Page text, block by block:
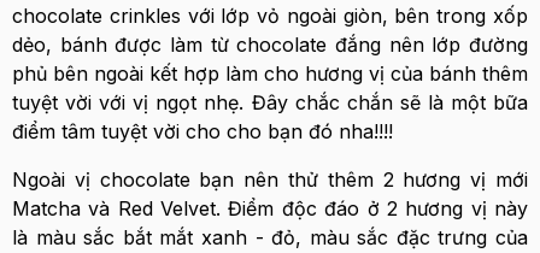
chocolate crinkles với lớp vỏ ngoài giòn, bên trong xốp
dẻo, bánh được làm từ chocolate đắng nên lớp đường
phủ bên ngoài kết hợp làm cho hương vị của bánh thêm
tuyệt vời với vị ngọt nhẹ. Đây chắc chắn sẽ là một bữa
điểm tâm tuyệt vời cho cho bạn đó nha!!!!
Ngoài vị chocolate bạn nên thử thêm 2 hương vị mới
Matcha và Red Velvet. Điểm độc đáo ở 2 hương vị này
là màu sắc bắt mắt xanh - đỏ, màu sắc đặc trưng của